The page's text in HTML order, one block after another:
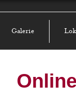
Galerie